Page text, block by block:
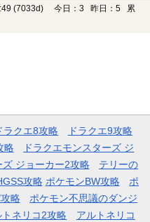
(7033d)
今日：3 昨日：5 累
ラクエ8攻略
ドラクエ9攻略
略
ドラクエモンスターズ ジ
ズ ジョーカー2攻略
テリーの
攻略 ポケモンBW攻略
ポ
略
ポケモン不思議のダンジ
トネリコ2攻略 アルトネリコ